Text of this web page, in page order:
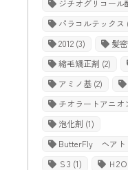
ジチオグリコール
パラコルテックス
2012 (3) 髪
縮毛矯正剤 (2)
アミノ基 (2)
チオラートアニオ
泡化剤 (1)
ButterFly ヘアト
Ｓ3 (1) Ｈ2